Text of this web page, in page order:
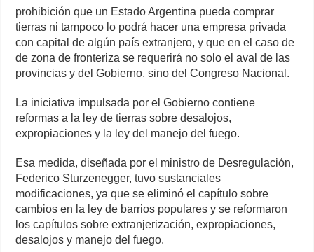
prohibición que un Estado Argentina pueda comprar
tierras ni tampoco lo podrá hacer una empresa privada
con capital de algún país extranjero, y que en el caso de
de zona de fronteriza se requerirá no solo el aval de las
provincias y del Gobierno, sino del Congreso Nacional.
La iniciativa impulsada por el Gobierno contiene
reformas a la ley de tierras sobre desalojos,
expropiaciones y la ley del manejo del fuego.
Esa medida, diseñada por el ministro de Desregulación,
Federico Sturzenegger, tuvo sustanciales
modificaciones, ya que se eliminó el capítulo sobre
cambios en la ley de barrios populares y se reformaron
los capítulos sobre extranjerización, expropiaciones,
desalojos y manejo del fuego.